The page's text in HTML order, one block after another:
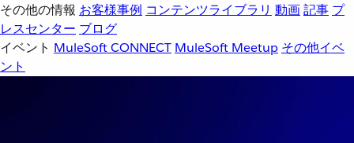
その他の情報 お客様事例 コンテンツライブラリ 動画記事 プ
レスセンター ブログ
イベント MuleSoft CONNECT MuleSoft Meetup その他イベ
ント